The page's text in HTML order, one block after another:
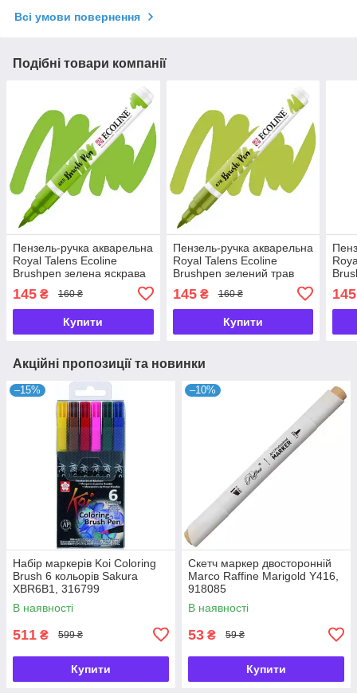
Всі умови повернення
Подібні товари компанії
Пензель-ручка акварельна
Royal Talens Ecoline
Brushpen зелена яскрава
145 ₴ 160 ₴
Купити
Пензель-ручка акварельна
Royal Talens Ecoline
Brushpen зелений трав
145₴ 160 ₴
Купити
145
Акційні пропозиції та новинки
–15%
Набір маркерів Koi Coloring
Brush 6 кольорів Sakura
XBR6B1, 316799
В наявності
511 ₴ 599 ₴
Купити
–10%
Скетч маркер двосторонній
Marco Raffine Marigold Y416,
918085
В наявності
53 ₴ 59 ₴
Купити